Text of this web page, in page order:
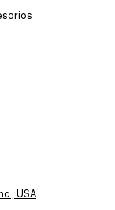
USA